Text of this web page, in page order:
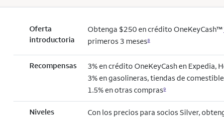
Oferta
introductoria
Obtenga $250 en crédito OneKeyCash™
primeros 3 meses8
Recompensas 3% en crédito OneKeyCash en Expedia,
3% en gasolineras, tiendas de
1.5% en otras compras9
Niveles
Con los precios para socios Silver,